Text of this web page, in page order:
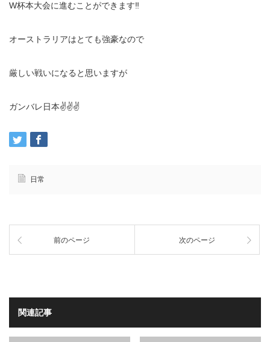
W杯本大会に進むことができます‼️
オーストラリアはとても強豪なので
厳しい戦いになると思いますが
ガンバレ日本✌️✌️✌️
日常
前のページ 次のページ
関連記事